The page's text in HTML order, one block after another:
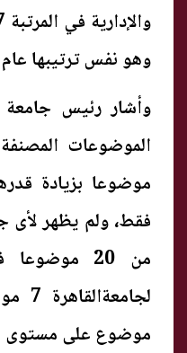
وهو نفس ترتيبها عام 2024.
وأشار رئيس جامعة
فقط، ولم يظهر لأى
من 20